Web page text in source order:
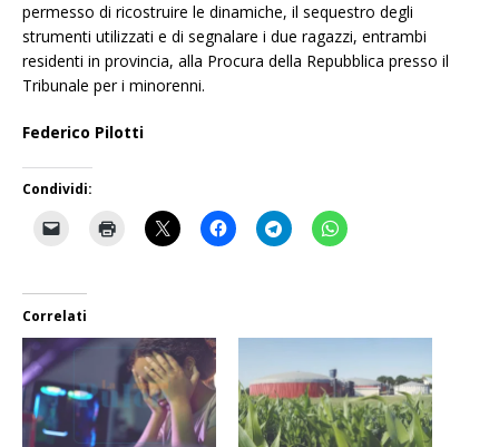
permesso di ricostruire le dinamiche, il sequestro degli
strumenti utilizzati e di segnalare i due ragazzi, entrambi
residenti in provincia, alla Procura della Repubblica presso il
Tribunale per i minorenni.
Federico Pilotti
Condividi:
Correlati